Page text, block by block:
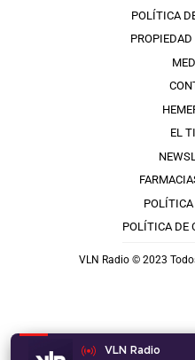
VLN Radio
POLÍTICA
EL
POLÍTICA
POLÍTICA DE
VLN Radio © 2023